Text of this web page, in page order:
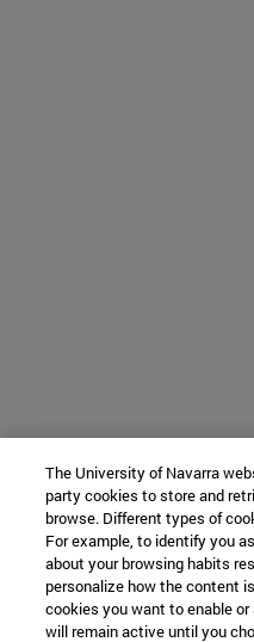
The University of Navarra
party cookies to store and
browse. Different types of
For example, to identify you
about your browsing habits
personalize how the content
cookies you want to enable
will remain active until you